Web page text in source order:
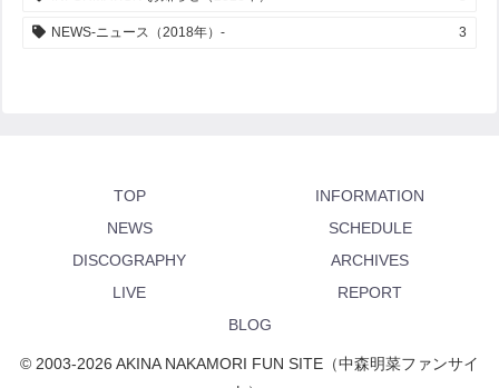
NEWS-ニュース（2018年）- 3
TOP
INFORMATION
NEWS
SCHEDULE
DISCOGRAPHY
ARCHIVES
LIVE
REPORT
BLOG
© 2003-2026 AKINA NAKAMORI FUN SITE（中森明菜ファンサイ